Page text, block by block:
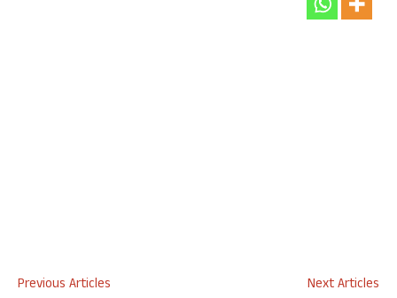
Previous Articles
Next Articles